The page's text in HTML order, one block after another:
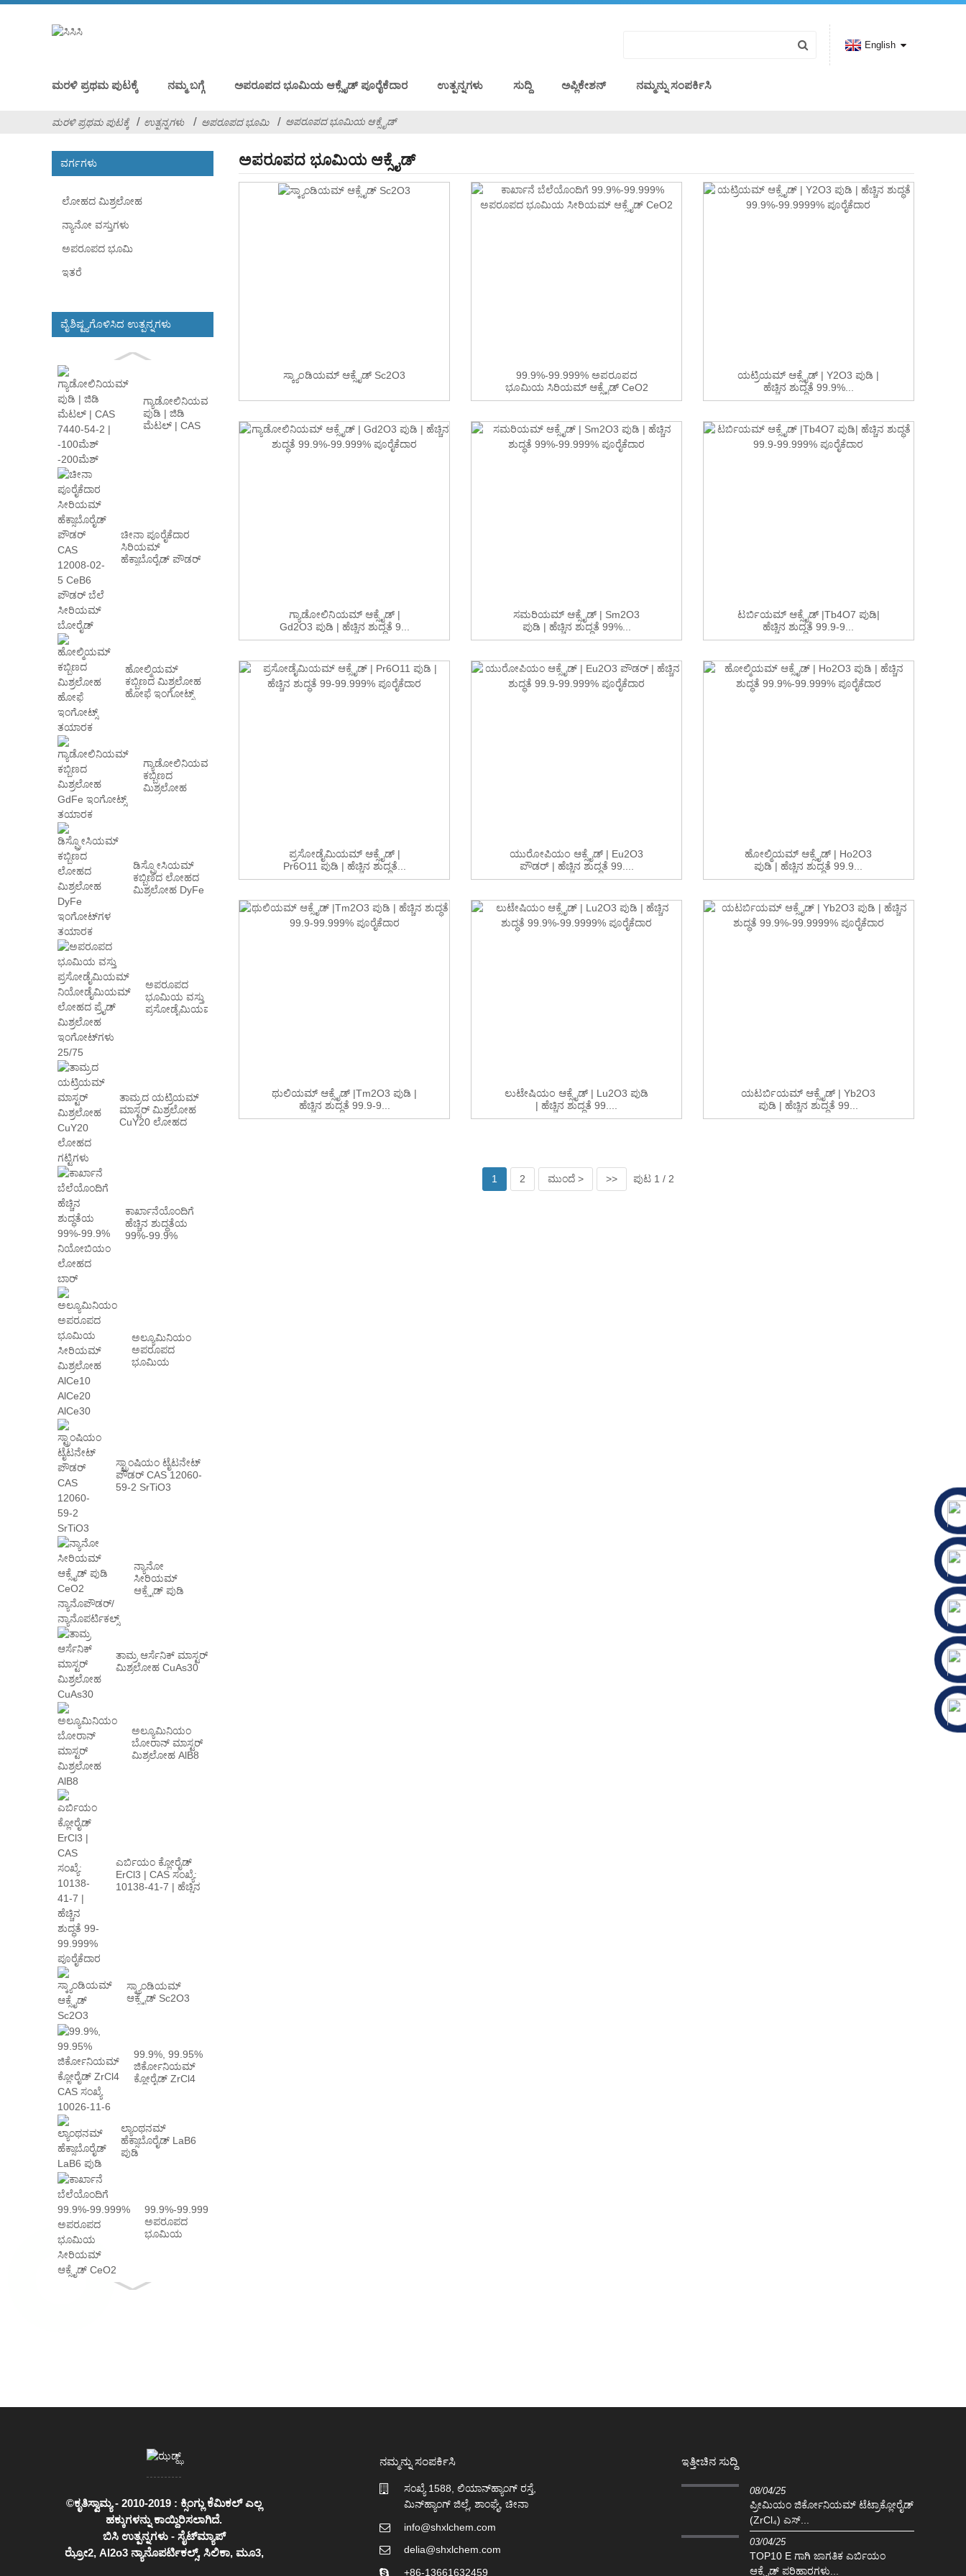
ಮರಳಿ ಪ್ರಥಮ ಪುಟಕ್ಕೆ ನಮ್ಮ ಬಗ್ಗೆ ಅಪರೂಪದ ಭೂಮಿಯ ಆಕ್ಸೈಡ್ ಪೂರೈಕೆದಾರ ಉತ್ಪನ್ನಗಳು ಸುದ್ದಿ ಅಪ್ಲಿಕೇಶನ್ ನಮ್ಮನ್ನು ಸಂಪರ್ಕಿಸಿ
English
ಮರಳಿ ಪ್ರಥಮ ಪುಟಕ್ಕೆ ಉತ್ಪನ್ನಗಳು ಅಪರೂಪದ ಭೂಮಿ ಅಪರೂಪದ ಭೂಮಿಯ ಆಕ್ಸೈಡ್
ವರ್ಗಗಳು
ಲೋಹದ ಮಿಶ್ರಲೋಹ
ನ್ಯಾನೋ ವಸ್ತುಗಳು
ಅಪರೂಪದ ಭೂಮಿ
ಇತರೆ
ವೈಶಿಷ್ಟ್ಯಗೊಳಿಸಿದ ಉತ್ಪನ್ನಗಳು
ಗ್ಯಾಡೋಲಿನಿಯಮ್
ಪುಡಿ | ಜಿಡಿ
ಮೆಟಲ್ | CAS
ಚೀನಾ ಪೂರೈಕೆದಾರ
ಸಿರಿಯಮ್
ಹೆಕ್ಸಾಬೊರೈಡ್ ಪೌಡರ್
ಹೋಲ್ಮಿಯಮ್
ಕಬ್ಬಿಣದ ಮಿಶ್ರಲೋಹ
ಹೋಫೆ ಇಂಗೋಟ್ಸ್
ಗ್ಯಾಡೋಲಿನಿಯಮ್
ಕಬ್ಬಿಣದ
ಮಿಶ್ರಲೋಹ
ಡಿಸ್ಪ್ರೋಸಿಯಮ್
ಕಬ್ಬಿಣದ ಲೋಹದ
ಮಿಶ್ರಲೋಹ DyFe
ಅಪರೂಪದ
ಭೂಮಿಯ ವಸ್ತು
ಪ್ರಸೋಡೈಮಿಯಮ್
ತಾಮ್ರದ ಯಟ್ರಿಯಮ್
ಮಾಸ್ಟರ್ ಮಿಶ್ರಲೋಹ
CuY20 ಲೋಹದ
ಕಾರ್ಖಾನೆಯೊಂದಿಗೆ
ಹೆಚ್ಚಿನ ಶುದ್ಧತೆಯ
99%-99.9%
ಅಲ್ಯೂಮಿನಿಯಂ
ಅಪರೂಪದ
ಭೂಮಿಯ
ಸ್ಟ್ರಾಂಷಿಯಂ ಟೈಟನೇಟ್
ಪೌಡರ್ CAS 12060-
59-2 SrTiO3
ನ್ಯಾನೋ
ಸೀರಿಯಮ್
ಆಕ್ಸೈಡ್ ಪುಡಿ
ತಾಮ್ರ ಆರ್ಸೆನಿಕ್ ಮಾಸ್ಟರ್
ಮಿಶ್ರಲೋಹ CuAs30
ಅಲ್ಯೂಮಿನಿಯಂ
ಬೋರಾನ್ ಮಾಸ್ಟರ್
ಮಿಶ್ರಲೋಹ AlB8
ಎರ್ಬಿಯಂ ಕ್ಲೋರೈಡ್
ErCl3 | CAS ಸಂಖ್ಯೆ:
10138-41-7 | ಹೆಚ್ಚಿನ
ಸ್ಕ್ಯಾಂಡಿಯಮ್
ಆಕ್ಸೈಡ್ Sc2O3
99.9%, 99.95%
ಜಿರ್ಕೋನಿಯಮ್
ಕ್ಲೋರೈಡ್ ZrCl4
ಲ್ಯಾಂಥನಮ್
ಹೆಕ್ಸಾಬೊರೈಡ್ LaB6
ಪುಡಿ
99.9%-99.999%
ಅಪರೂಪದ
ಭೂಮಿಯ
ಅಪರೂಪದ ಭೂಮಿಯ ಆಕ್ಸೈಡ್
ಸ್ಕ್ಯಾಂಡಿಯಮ್ ಆಕ್ಸೈಡ್ Sc2O3
99.9%-99.999% ಅಪರೂಪದ
ಭೂಮಿಯ ಸಿರಿಯಮ್ ಆಕ್ಸೈಡ್ CeO2
ಜೊತೆಗೆ...
ಯಟ್ರಿಯಮ್ ಆಕ್ಸೈಡ್ | Y2O3 ಪುಡಿ |
ಹೆಚ್ಚಿನ ಶುದ್ಧತೆ 99.9%...
ಗ್ಯಾಡೋಲಿನಿಯಮ್ ಆಕ್ಸೈಡ್ |
Gd2O3 ಪುಡಿ | ಹೆಚ್ಚಿನ ಶುದ್ಧತೆ 9...
ಸಮರಿಯಮ್ ಆಕ್ಸೈಡ್ | Sm2O3
ಪುಡಿ | ಹೆಚ್ಚಿನ ಶುದ್ಧತೆ 99%...
ಟರ್ಬಿಯಮ್ ಆಕ್ಸೈಡ್ |Tb4O7 ಪುಡಿ|
ಹೆಚ್ಚಿನ ಶುದ್ಧತೆ 99.9-9...
ಪ್ರಸೋಡೈಮಿಯಮ್ ಆಕ್ಸೈಡ್ |
Pr6O11 ಪುಡಿ | ಹೆಚ್ಚಿನ ಶುದ್ಧತೆ...
ಯುರೋಪಿಯಂ ಆಕ್ಸೈಡ್ | Eu2O3
ಪೌಡರ್ | ಹೆಚ್ಚಿನ ಶುದ್ಧತೆ 99....
ಹೋಲ್ಮಿಯಮ್ ಆಕ್ಸೈಡ್ | Ho2O3
ಪುಡಿ | ಹೆಚ್ಚಿನ ಶುದ್ಧತೆ 99.9...
ಥುಲಿಯಮ್ ಆಕ್ಸೈಡ್ |Tm2O3 ಪುಡಿ |
ಹೆಚ್ಚಿನ ಶುದ್ಧತೆ 99.9-9...
ಲುಟೇಷಿಯಂ ಆಕ್ಸೈಡ್ | Lu2O3 ಪುಡಿ
| ಹೆಚ್ಚಿನ ಶುದ್ಧತೆ 99....
ಯಟರ್ಬಿಯಮ್ ಆಕ್ಸೈಡ್ | Yb2O3
ಪುಡಿ | ಹೆಚ್ಚಿನ ಶುದ್ಧತೆ 99...
1 2 ಮುಂದೆ > >> ಪುಟ 1 / 2
©ಕೃತಿಸ್ವಾಮ್ಯ - 2010-2019 : ಕ್ಸಿಂಗ್ಲು ಕೆಮಿಕಲ್ ಎಲ್ಲ
ಹಕ್ಕುಗಳನ್ನು ಕಾಯ್ದಿರಿಸಲಾಗಿದೆ.
ಬಿಸಿ ಉತ್ಪನ್ನಗಳು- ಸೈಟ್‌ಮ್ಯಾಪ್
ಝ್ರೋ2, Al2o3 ನ್ಯಾನೊಪರ್ಟಿಕಲ್ಸ್, ಸಿಲಿಕಾ, ಮೂ3,
ನಮ್ಮನ್ನು ಸಂಪರ್ಕಿಸಿ
ಸಂಖ್ಯೆ 1588, ಲಿಯಾನ್‌ಹ್ಯಾಂಗ್ ರಸ್ತೆ,
ಮಿನ್‌ಹ್ಯಾಂಗ್ ಜಿಲ್ಲೆ, ಶಾಂಘೈ, ಚೀನಾ
info@shxlchem.com
delia@shxlchem.com
+86-13661632459
ಇತ್ತೀಚಿನ ಸುದ್ದಿ
08/04/25
ಪ್ರೀಮಿಯಂ ಜಿರ್ಕೋನಿಯಮ್ ಟೆಟ್ರಾಕ್ಲೋರೈಡ್
(ZrCl₄) ಎಸ್...
03/04/25
TOP10 E ಗಾಗಿ ಜಾಗತಿಕ ಎರ್ಬಿಯಂ
ಆಕ್ಸೈಡ್ ಪರಿಹಾರಗಳು...